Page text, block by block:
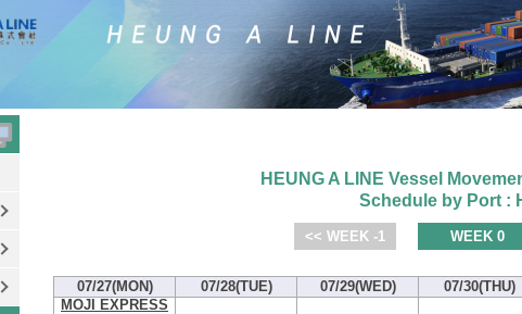
HEUNG A LINE Vessel
Schedule by Port :
<< WEEK -1 WEEK 0
07/27(MON)
07/28(TUE) 07/29(WED) 07/30(THU)
MOJI EXPRESS